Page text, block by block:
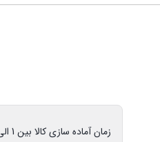
زمان آماده سازی کالا بین 1 الی 3 روزه کاری